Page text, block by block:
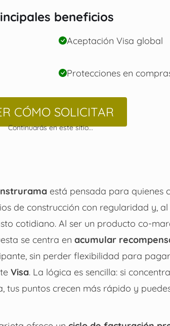
beneficios
Aceptación Visa global
Protecciones en
CÓMO SOLICITAR
Continuarás en este sitio...
está pensada para quienes
de construcción con regularidad y, al
cotidiano. Al ser un producto co-
se centra en acumular
sin perder flexibilidad para
Visa. La lógica es sencilla: si
tus puntos crecen más rápido y